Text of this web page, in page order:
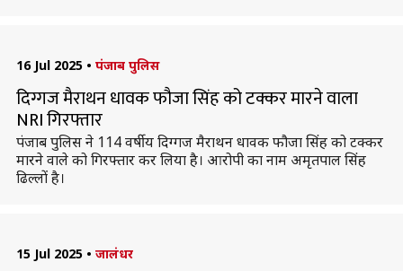
16 Jul 2025 • पंजाब पुलिस
दिग्गज मैराथन धावक फौजा सिंह को टक्कर मारने वाला
NRI गिरफ्तार
पंजाब पुलिस ने 114 वर्षीय दिग्गज मैराथन धावक फौजा सिंह को टक्कर
मारने वाले को गिरफ्तार कर लिया है। आरोपी का नाम अमृतपाल सिंह
ढिल्लों है।
15 Jul 2025 • जालंधर